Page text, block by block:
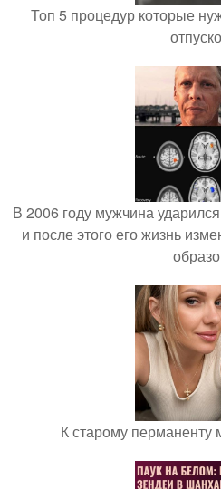
Топ 5 процедур которые
В 2006 году мужчина
и после этого его жизнь
К старому перманенту